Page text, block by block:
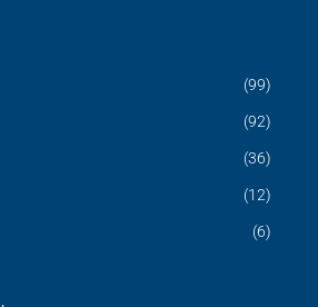
(99)
(92)
(36)
(12)
(6)